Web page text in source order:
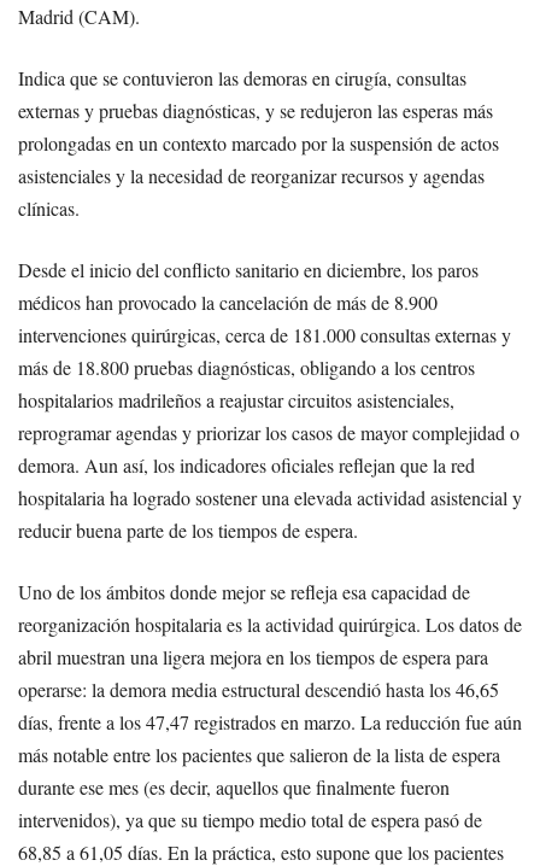
Madrid (CAM).
Indica que se contuvieron las demoras en cirugía, consultas
externas y pruebas diagnósticas, y se redujeron las esperas más
prolongadas en un contexto marcado por la suspensión de actos
asistenciales y la necesidad de reorganizar recursos y agendas
clínicas.
Desde el inicio del conflicto sanitario en diciembre, los paros
médicos han provocado la cancelación de más de 8.900
intervenciones quirúrgicas, cerca de 181.000 consultas externas y
más de 18.800 pruebas diagnósticas, obligando a los centros
hospitalarios madrileños a reajustar circuitos asistenciales,
reprogramar agendas y priorizar los casos de mayor complejidad o
demora. Aun así, los indicadores oficiales reflejan que la red
hospitalaria ha logrado sostener una elevada actividad asistencial y
reducir buena parte de los tiempos de espera.
Uno de los ámbitos donde mejor se refleja esa capacidad de
reorganización hospitalaria es la actividad quirúrgica. Los datos de
abril muestran una ligera mejora en los tiempos de espera para
operarse: la demora media estructural descendió hasta los 46,65
días, frente a los 47,47 registrados en marzo. La reducción fue aún
más notable entre los pacientes que salieron de la lista de espera
durante ese mes (es decir, aquellos que finalmente fueron
intervenidos), ya que su tiempo medio total de espera pasó de
68,85 a 61,05 días. En la práctica, esto supone que los pacientes